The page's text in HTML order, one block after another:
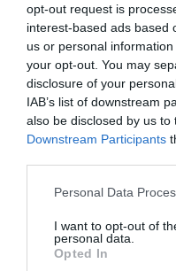
opt-out request is
interest-based ads based
us or personal
your opt-out. You may
disclosure of your
IAB’s list of downstream
also be disclosed by us to
Downstream Participants
Personal Data
I want to opt-out of
personal data.
Opted In
»Mislil sem, da
Putin] to počne –
– mislil sem, da to
je izjavil Trump.
»Toda potem je
neumnosti. Rekel
'[Ukrajina] lahko
ne bomo nikoli
takoj naprej in